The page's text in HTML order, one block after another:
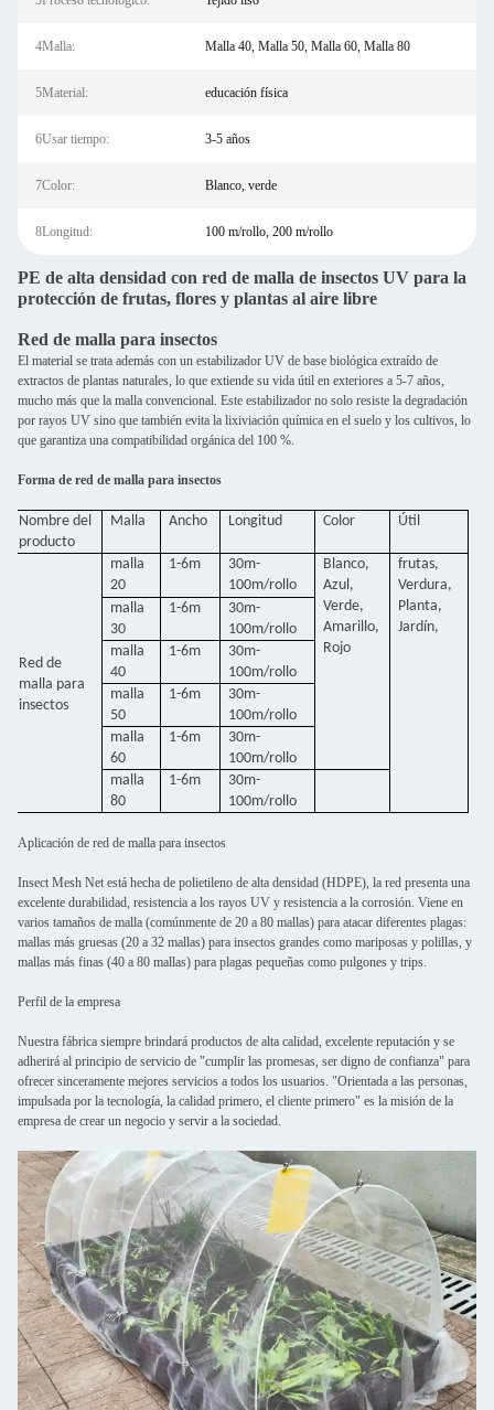
4Malla: Malla 40, Malla 50, Malla 60, Malla 80
5Material: educación física
6Usar tiempo: 3-5 años
7Color: Blanco, verde
8Longitud: 100 m/rollo, 200 m/rollo
PE de alta densidad con red de malla de insectos UV para la
protección de frutas, flores y plantas al aire libre
Red de malla para insectos
El material se trata además con un estabilizador UV de base biológica extraído de
extractos de plantas naturales, lo que extiende su vida útil en exteriores a 5-7 años,
mucho más que la malla convencional. Este estabilizador no solo resiste la degradación
por rayos UV sino que también evita la lixiviación química en el suelo y los cultivos, lo
que garantiza una compatibilidad orgánica del 100 %.
Forma de red de malla para insectos
Nombre del
producto
Malla Ancho Longitud Color Útil
Red de
malla para
insectos
malla
20
1-6m
30m-
100m/rollo
Blanco,
Azul,
Verde,
Amarillo,
Rojo
frutas,
Verdura,
Planta,
Jardín,
malla
30
1-6m
30m-
100m/rollo
malla
40
1-6m
30m-
100m/rollo
malla
50
1-6m
30m-
100m/rollo
malla
60
1-6m
30m-
100m/rollo
malla
80
1-6m
30m-
100m/rollo
Aplicación de red de malla para insectos
Insect Mesh Net está hecha de polietileno de alta densidad (HDPE), la red presenta una
excelente durabilidad, resistencia a los rayos UV y resistencia a la corrosión. Viene en
varios tamaños de malla (comúnmente de 20 a 80 mallas) para atacar diferentes plagas:
mallas más gruesas (20 a 32 mallas) para insectos grandes como mariposas y polillas, y
mallas más finas (40 a 80 mallas) para plagas pequeñas como pulgones y trips.
Perfil de la empresa
Nuestra fábrica siempre brindará productos de alta calidad, excelente reputación y se
adherirá al principio de servicio de "cumplir las promesas, ser digno de confianza" para
ofrecer sinceramente mejores servicios a todos los usuarios. "Orientada a las personas,
impulsada por la tecnología, la calidad primero, el cliente primero" es la misión de la
empresa de crear un negocio y servir a la sociedad.